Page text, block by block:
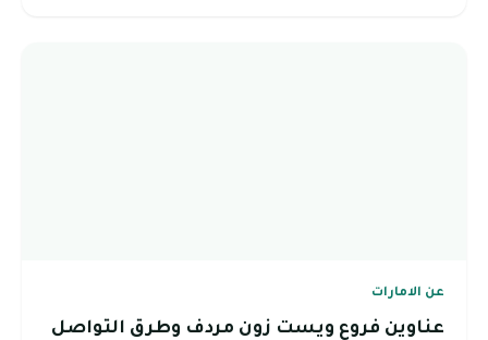
عن الامارات
عناوين فروع ويست زون مردف وطرق التواصل